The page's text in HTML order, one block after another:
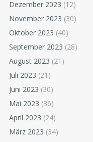
Dezember 2023 (12)
November 2023 (30)
Oktober 2023 (40)
September 2023 (28)
August 2023 (21)
Juli 2023 (21)
Juni 2023 (30)
Mai 2023 (36)
April 2023 (24)
März 2023 (34)